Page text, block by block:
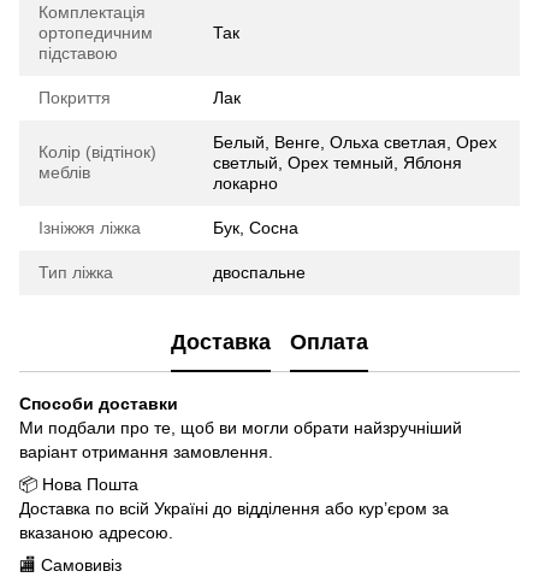
Комплектація
ортопедичним
підставою
Так
Покриття Лак
Колір (відтінок)
меблів
Белый, Венге, Ольха светлая, Орех
светлый, Орех темный, Яблоня
локарно
Ізніжжя ліжка Бук, Сосна
Тип ліжка двоспальне
Доставка Оплата
Способи доставки
Ми подбали про те, щоб ви могли обрати найзручніший
варіант отримання замовлення.
📦 Нова Пошта
Доставка по всій Україні до відділення або кур’єром за
вказаною адресою.
🏬 Самовивіз